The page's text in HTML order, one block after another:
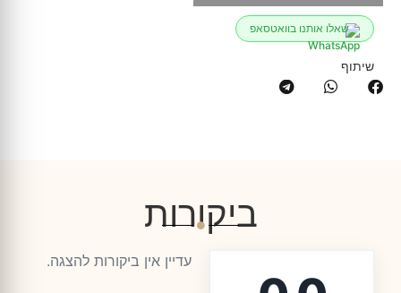
שאלו אותנו בוואטסאפ
שיתוף
ביקורות
עדיין אין ביקורות להצגה.